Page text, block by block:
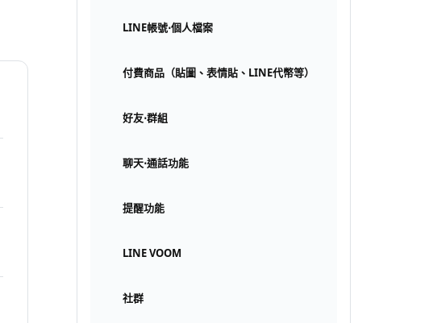
LINE帳號⋅個人檔案
付費商品（貼圖、表情貼、LINE代幣等）
好友⋅群組
聊天⋅通話功能
提醒功能
LINE VOOM
社群